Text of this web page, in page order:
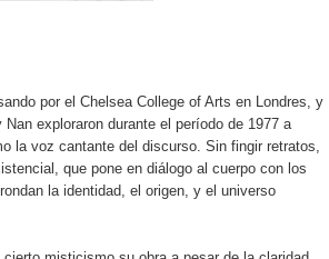
por el Chelsea College of Arts en Londres, y
exploraron durante el período de 1977 a
la voz cantante del discurso. Sin fingir retratos,
que pone en diálogo al cuerpo con los
la identidad, el origen, y el universo